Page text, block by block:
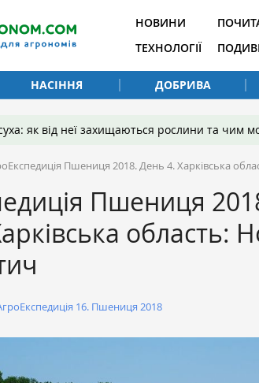
НОВИНИ
ТЕХНОЛОГІЇ
НАСІННЯ ДОБРИВА
як від неї захищаються рослини та чим
Пшениця 2018. День 4. Харківська
Пшениця
область:
16. Пшениця 2018